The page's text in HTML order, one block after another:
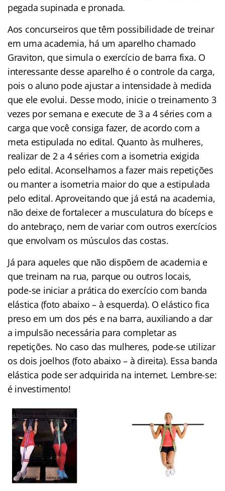
pegada supinada e pronada.
Aos concurseiros que têm possibilidade de treinar
em uma academia, há um aparelho chamado
Graviton, que simula o exercício de barra fixa. O
interessante desse aparelho é o controle da carga,
pois o aluno pode ajustar a intensidade à medida
que ele evolui. Desse modo, inicie o treinamento 3
vezes por semana e execute de 3 a 4 séries com a
carga que você consiga fazer, de acordo com a
meta estipulada no edital. Quanto às mulheres,
realizar de 2 a 4 séries com a isometria exigida
pelo edital. Aconselhamos a fazer mais repetições
ou manter a isometria maior do que a estipulada
pelo edital. Aproveitando que já está na academia,
não deixe de fortalecer a musculatura do bíceps e
do antebraço, nem de variar com outros exercícios
que envolvam os músculos das costas.
Já para aqueles que não dispõem de academia e
que treinam na rua, parque ou outros locais,
pode-se iniciar a prática do exercício com banda
elástica (foto abaixo – à esquerda). O elástico fica
preso em um dos pés e na barra, auxiliando a dar
a impulsão necessária para completar as
repetições. No caso das mulheres, pode-se utilizar
os dois joelhos (foto abaixo – à direita). Essa banda
elástica pode ser adquirida na internet. Lembre-se:
é investimento!